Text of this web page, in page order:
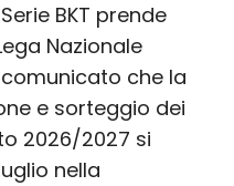
BKT prende
Nazionale
che la
e sorteggio dei
2026/2027 si
nella